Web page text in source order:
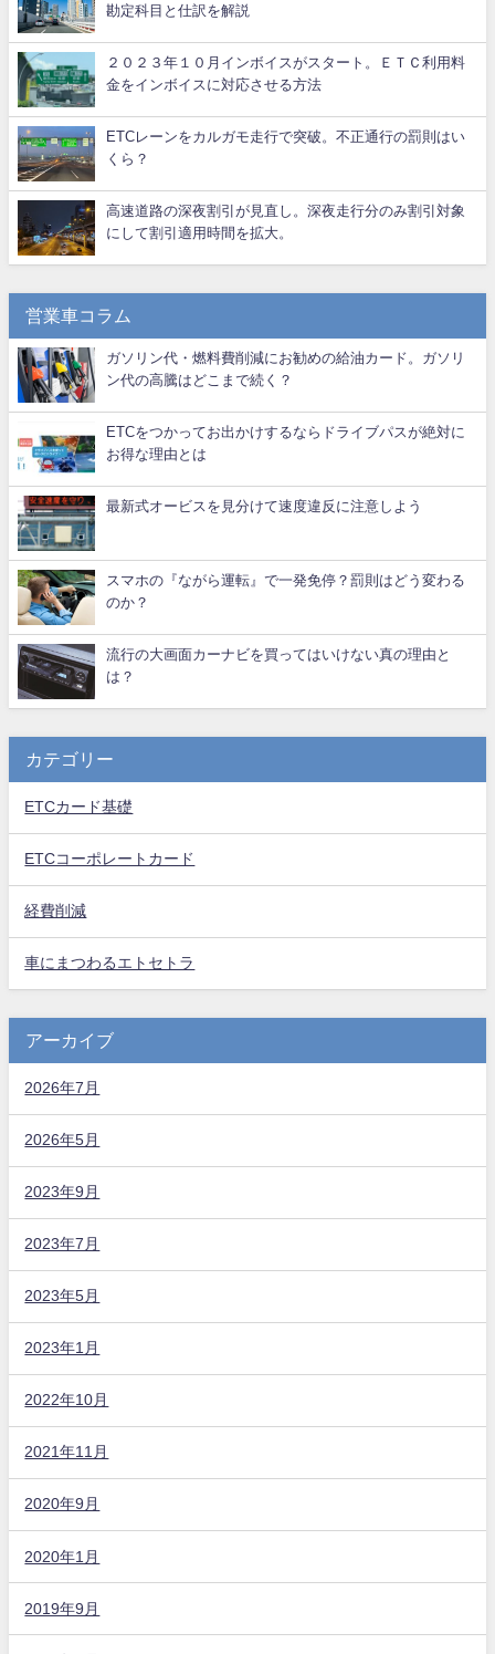
勘定科目と仕訳を解説
２０２３年１０月インボイスがスタート。ＥＴＣ利用料
金をインボイスに対応させる方法
ETCレーンをカルガモ走行で突破。不正通行の罰則はい
くら？
高速道路の深夜割引が見直し。深夜走行分のみ割引対象
にして割引適用時間を拡大。
営業車コラム
ガソリン代・燃料費削減にお勧めの給油カード。ガソリ
ン代の高騰はどこまで続く？
ETCをつかってお出かけするならドライブパスが絶対に
お得な理由とは
最新式オービスを見分けて速度違反に注意しよう
スマホの『ながら運転』で一発免停？罰則はどう変わる
のか？
流行の大画面カーナビを買ってはいけない真の理由と
は？
カテゴリー
ETCカード基礎
ETCコーポレートカード
経費削減
車にまつわるエトセトラ
アーカイブ
2026年7月
2026年5月
2023年9月
2023年7月
2023年5月
2023年1月
2022年10月
2021年11月
2020年9月
2020年1月
2019年9月